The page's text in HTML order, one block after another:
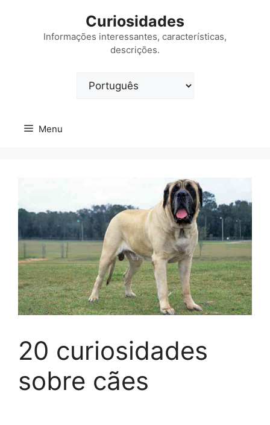
Curiosidades
Informações interessantes, características,
descrições.
Escolha
Menu
20 curiosidades
sobre cães